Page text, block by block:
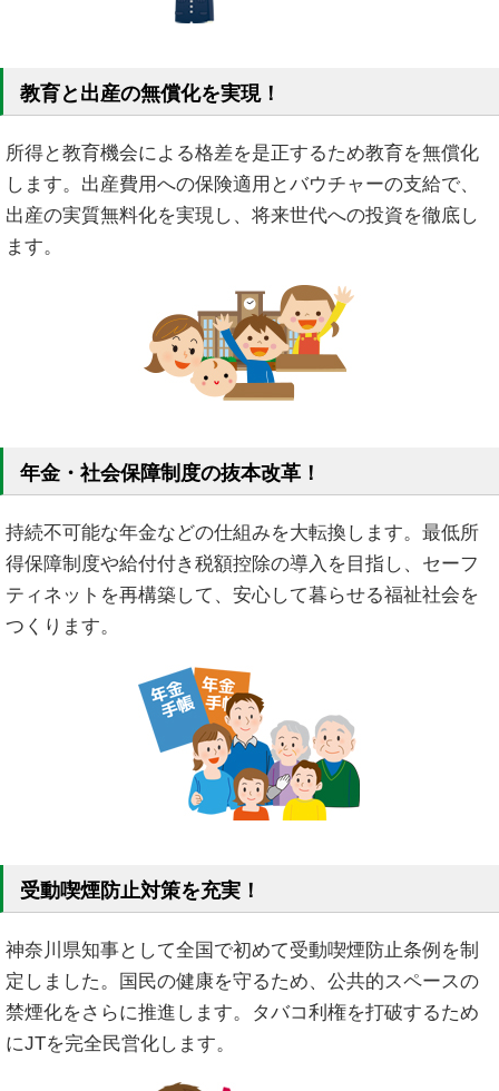
教育と出産の無償化を実現！
所得と教育機会による格差を是正するため教育を無償化
します。出産費用への保険適用とバウチャーの支給で、
出産の実質無料化を実現し、将来世代への投資を徹底し
ます。
年金・社会保障制度の抜本改革！
持続不可能な年金などの仕組みを大転換します。最低所
得保障制度や給付付き税額控除の導入を目指し、セーフ
ティネットを再構築して、安心して暮らせる福祉社会を
つくります。
受動喫煙防止対策を充実！
神奈川県知事として全国で初めて受動喫煙防止条例を制
定しました。国民の健康を守るため、公共的スペースの
禁煙化をさらに推進します。タバコ利権を打破するため
にJTを完全民営化します。